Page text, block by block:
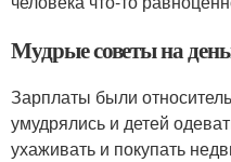
Мудрые советы на
Зарплаты были
умудрялись и детей
ухаживать и покупать